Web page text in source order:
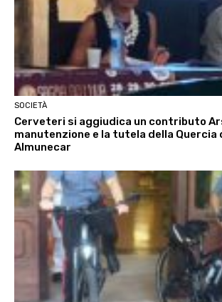
SOCIETÀ
Cerveteri si aggiudica un contributo
manutenzione e la tutela della Quercia
Almunecar